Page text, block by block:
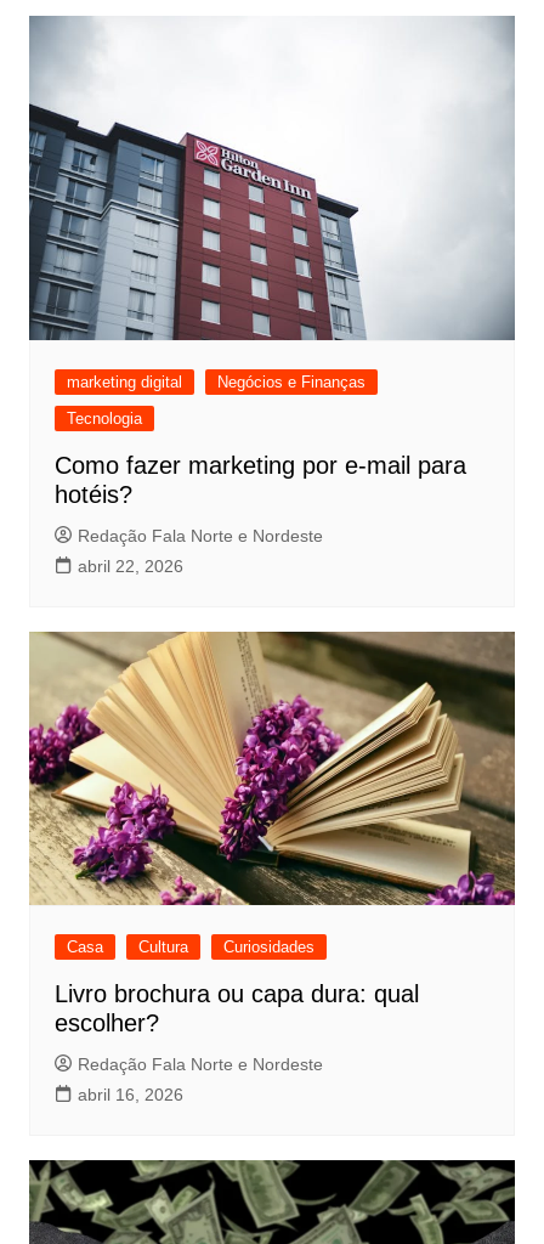
marketing digital
Negócios e Finanças
Tecnologia
Como fazer marketing por e-mail para
hotéis?
Redação Fala Norte e Nordeste
abril 22, 2026
Casa Cultura Curiosidades
Livro brochura ou capa dura: qual
escolher?
Redação Fala Norte e Nordeste
abril 16, 2026